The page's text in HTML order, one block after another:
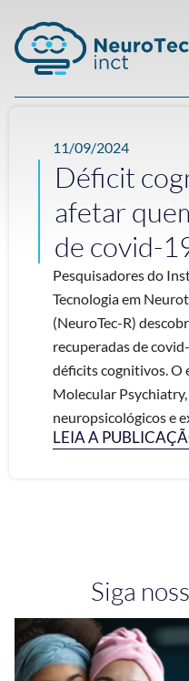
11/09/2024
Déficit
afetar
de covid-
Pesquisadores do
Tecnologia em
(NeuroTec-R)
recuperadas de
déficits cognitivos. O
Molecular
neuropsicológicos e
LEIA A
Siga